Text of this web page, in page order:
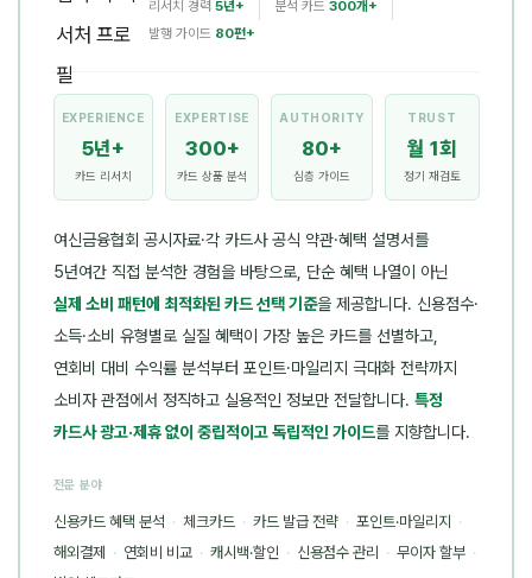
리서치 경력 5년+ 분석 카드 300개+
발행 가이드 80편+
EXPERIENCE
5년+
카드 리서치
EXPERTISE
300+
카드 상품 분석
AUTHORITY
80+
심층 가이드
TRUST
월 1회
정기 재검토
여신금융협회 공시자료·각 카드사 공식 약관·혜택 설명서를
5년여간 직접 분석한 경험을 바탕으로, 단순 혜택 나열이 아닌
실제 소비 패턴에 최적화된 카드 선택 기준을 제공합니다. 신용점수·
소득·소비 유형별로 실질 혜택이 가장 높은 카드를 선별하고,
연회비 대비 수익률 분석부터 포인트·마일리지 극대화 전략까지
소비자 관점에서 정직하고 실용적인 정보만 전달합니다. 특정
카드사 광고·제휴 없이 중립적이고 독립적인 가이드를 지향합니다.
전문 분야
신용카드 혜택 분석 · 체크카드 · 카드 발급 전략 · 포인트·마일리지 ·
해외결제 · 연회비 비교 · 캐시백·할인 · 신용점수 관리 · 무이자 할부 ·